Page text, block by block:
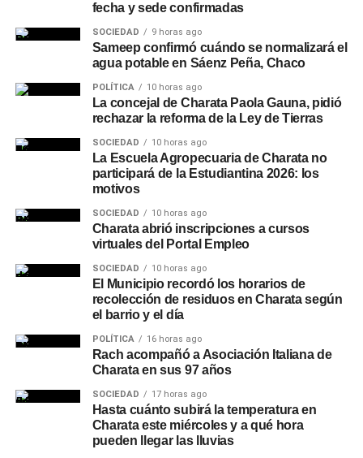
fecha y sede confirmadas
SOCIEDAD 9 horas ago
Sameep confirmó cuándo se normalizará el
agua potable en Sáenz Peña, Chaco
POLÍTICA 10 horas ago
La concejal de Charata Paola Gauna, pidió
rechazar la reforma de la Ley de Tierras
SOCIEDAD 10 horas ago
La Escuela Agropecuaria de Charata no
participará de la Estudiantina 2026: los
motivos
SOCIEDAD 10 horas ago
Charata abrió inscripciones a cursos
virtuales del Portal Empleo
SOCIEDAD 10 horas ago
El Municipio recordó los horarios de
recolección de residuos en Charata según
el barrio y el día
POLÍTICA 16 horas ago
Rach acompañó a Asociación Italiana de
Charata en sus 97 años
SOCIEDAD 17 horas ago
Hasta cuánto subirá la temperatura en
Charata este miércoles y a qué hora
pueden llegar las lluvias